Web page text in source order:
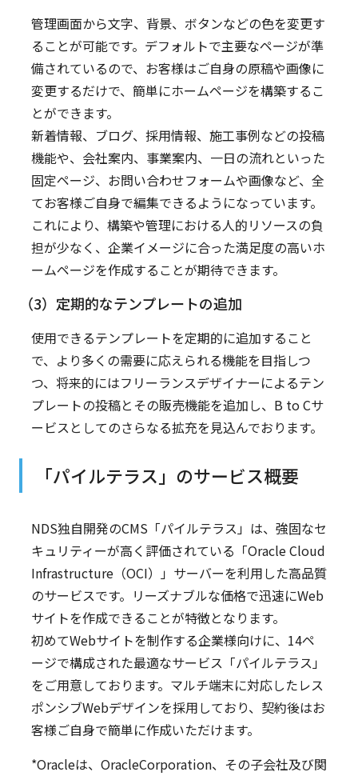
管理画面から文字、背景、ボタンなどの色を変更す
ることが可能です。デフォルトで主要なページが準
備されているので、お客様はご自身の原稿や画像に
変更するだけで、簡単にホームページを構築するこ
とができます。
新着情報、ブログ、採用情報、施工事例などの投稿
機能や、会社案内、事業案内、一日の流れといった
固定ページ、お問い合わせフォームや画像など、全
てお客様ご自身で編集できるようになっています。
これにより、構築や管理における人的リソースの負
担が少なく、企業イメージに合った満足度の高いホ
ームページを作成することが期待できます。
（3）定期的なテンプレートの追加
使用できるテンプレートを定期的に追加すること
で、より多くの需要に応えられる機能を目指しつ
つ、将来的にはフリーランスデザイナーによるテン
プレートの投稿とその販売機能を追加し、B to Cサ
ービスとしてのさらなる拡充を見込んでおります。
「パイルテラス」のサービス概要
NDS独自開発のCMS「パイルテラス」は、強固なセ
キュリティーが高く評価されている「Oracle Cloud
Infrastructure（OCI）」サーバーを利用した高品質
のサービスです。リーズナブルな価格で迅速にWeb
サイトを作成できることが特徴となります。
初めてWebサイトを制作する企業様向けに、14ペ
ージで構成された最適なサービス「パイルテラス」
をご用意しております。マルチ端末に対応したレス
ポンシブWebデザインを採用しており、契約後はお
客様ご自身で簡単に作成いただけます。
*Oracleは、OracleCorporation、その子会社及び関